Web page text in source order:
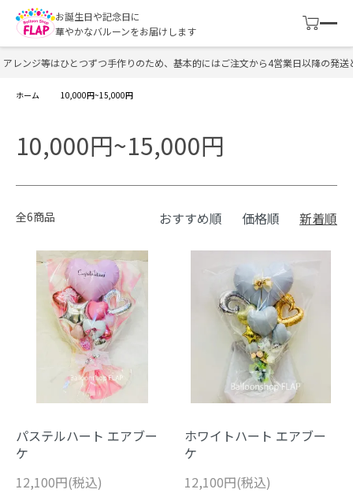
お誕生日や記念日に
華やかなバルーンをお届けします
レンジ等はひとつずつ手作りのため、基本的にはご注文から4営業日以降の発送
ホーム 10,000円~15,000円
10,000円~15,000円
全6商品 おすすめ順 価格順 新着順
パステルハート エアブー
ケ
12,100円(税込)
ホワイトハート エアブー
ケ
12,100円(税込)